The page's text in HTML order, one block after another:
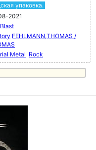
упаковка.
2021
FEHLMANN,THOMAS /
Metal Rock